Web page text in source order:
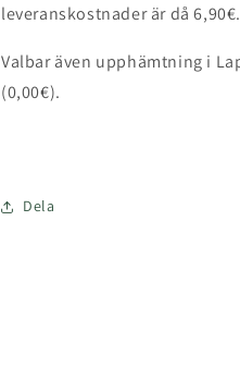
leveranskostnader är då 6,90€.
Valbaräven upphämtning i
(0,00€).
Dela